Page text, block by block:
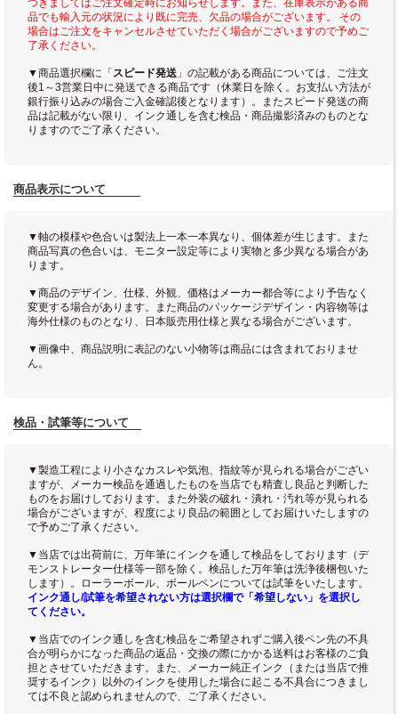
つきましてはご注文確定時にお知らせします。また、在庫表示がある商
品でも輸入元の状況により既に完売、欠品の場合がございます。 その
場合はご注文をキャンセルさせていただく場合がございますので予めご
了承ください。
▼商品選択欄に「スピード発送 」の記載がある商品については、ご注文
後1～3営業日中に発送できる商品です（休業日を除く。お支払い方法が
銀行振り込みの場合ご入金確認後となります）。またスピード発送の商
品は記載がない限り、インク通しを含む検品・商品撮影済みのものとな
りますのでご了承ください。
商品表示について
▼軸の模様や色合いは製法上一本一本異なり、個体差が生じます。また
商品写真の色合いは、モニター設定等により実物と多少異なる場合があ
ります。
▼商品のデザイン、仕様、外観、価格はメーカー都合等により予告なく
変更する場合があります。また商品のパッケージデザイン・内容物等は
海外仕様のものとなり、日本販売用仕様と異なる場合がございます。
▼画像中、商品説明に表記のない小物等は商品には含まれておりませ
ん。
検品・試筆等について
▼製造工程により小さなカスレや気泡、指紋等が見られる場合がござい
ますが、メーカー検品を通過したものを当店でも精査し良品と判断した
ものをお届けしております。また外装の破れ・潰れ・汚れ等が見られる
場合がございますが、程度により良品の範囲としてお届けいたしますの
で予めご了承ください。
▼当店では出荷前に、万年筆にインクを通して検品をしております（デ
モンストレーター仕様等一部を除く。検品した万年筆は洗浄後梱包いた
します）。ローラーボール、ボールペンについては試筆をいたします。
インク通し/試筆を希望されない方は選択欄で「希望しない」を選択し
てください。
▼当店でのインク通しを含む検品をご希望されずご購入後ペン先の不具
合が明らかになった商品の返品・交換の際にかかる送料はお客様のご負
担とさせていただきます。また、メーカー純正インク（または当店で推
奨するインク）以外のインクを使用した場合に起こる不具合につきまし
ては不良と認められませんので、ご了承ください。